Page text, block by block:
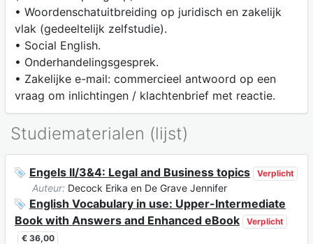
• Woordenschatuitbreiding op juridisch en zakelijk
vlak (gedeeltelijk zelfstudie).
• Social English.
• Onderhandelingsgesprek.
• Zakelijke e-mail: commercieel antwoord op een
vraag om inlichtingen / klachtenbrief met reactie.
Studiematerialen (lijst)
Engels II/3&4: Legal and Business topics Verplicht
Auteur: Decock Erika en De Grave Jennifer
English Vocabulary in use: Upper-Intermediate
Book with Answers and Enhanced eBook
Verplicht
€ 36,00